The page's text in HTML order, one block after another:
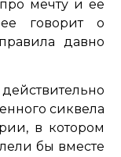
мечту и ее
говорит о
давно
сиквела
в котором
бы вместе